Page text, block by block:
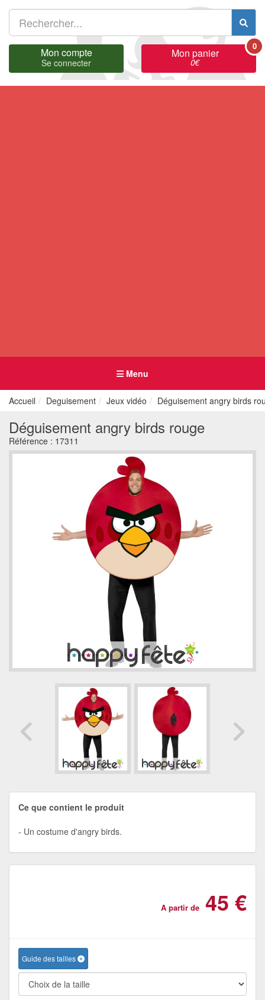
Mon compte
Se connecter
Mon panier
0€
0
Menu
Accueil Deguisement Jeux vidéo Déguisement angry birds
Déguisement angry birds rouge
Référence : 17311
Ce que contient le produit
Un costume d'angry birds.
A partir de 45 €
Guide des tailles